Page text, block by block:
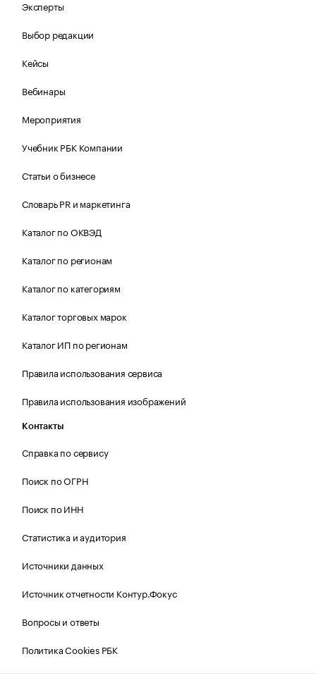
Эксперты
Выбор редакции
Кейсы
Вебинары
Мероприятия
Учебник РБК Компании
Статьи о бизнесе
Словарь PR и маркетинга
Каталог по ОКВЭД
Каталог по регионам
Каталог по категориям
Каталог торговых марок
Каталог ИП по регионам
Правила использования сервиса
Правила использования изображений
Контакты
Справка по сервису
Поиск по ОГРН
Поиск по ИНН
Статистика и аудитория
Источники данных
Источник отчетности Контур.Фокус
Вопросы и ответы
Политика Cookies РБК